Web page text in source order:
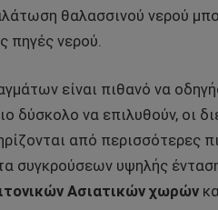
θαλασσινού νερού
πηγές νερού.
είναι πιθανό να
δύσκολο να επιλυθούν, οι
από περισσότερες
συγκρούσεων υψηλής
Ασιατικών χωρών